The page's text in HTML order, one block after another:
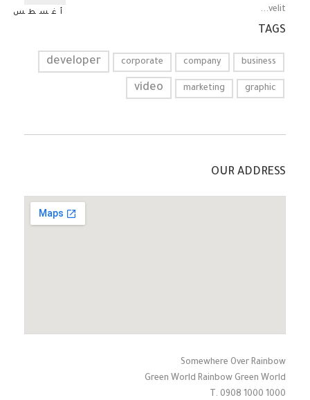
أغسطس
velit...
TAGS
business
company
corporate
developer
graphic
marketing
video
OUR ADDRESS
Somewhere Over Rainbow
Green World Rainbow Green World
T. 0908 1000 1000